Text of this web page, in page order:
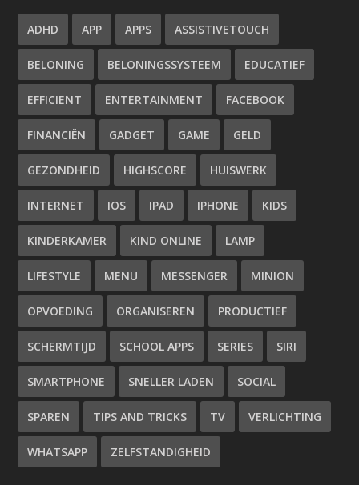
ADHD APP APPS ASSISTIVETOUCH
BELONING BELONINGSSYSTEEM EDUCATIEF
EFFICIENT ENTERTAINMENT FACEBOOK
FINANCIËN GADGET GAME GELD
GEZONDHEID HIGHSCORE HUISWERK
INTERNET IOS IPAD IPHONE KIDS
KINDERKAMER KIND ONLINE LAMP
LIFESTYLE MENU MESSENGER MINION
OPVOEDING ORGANISEREN PRODUCTIEF
SCHERMTIJD SCHOOL APPS SERIES SIRI
SMARTPHONE SNELLER LADEN SOCIAL
SPAREN TIPS AND TRICKS TV VERLICHTING
WHATSAPP ZELFSTANDIGHEID